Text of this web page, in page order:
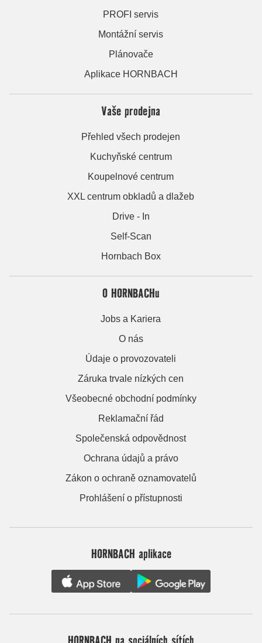
PROFI servis
Montážní servis
Plánovače
Aplikace HORNBACH
Vaše prodejna
Přehled všech prodejen
Kuchyňské centrum
Koupelnové centrum
XXL centrum obkladů a dlažeb
Drive - In
Self-Scan
Hornbach Box
O HORNBACHu
Jobs a Kariera
O nás
Údaje o provozovateli
Záruka trvale nízkých cen
Všeobecné obchodní podmínky
Reklamační řád
Společenská odpovědnost
Ochrana údajů a právo
Zákon o ochraně oznamovatelů
Prohlášení o přístupnosti
HORNBACH aplikace